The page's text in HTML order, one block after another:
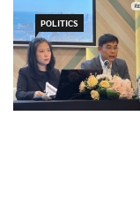
POLITICS